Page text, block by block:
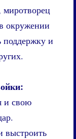
окружении
поддержку и
и свою
выстроить